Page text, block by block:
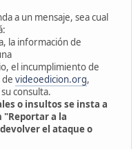
a un mensaje, sea cual
la información de
el incumplimiento de
de videoedicion.org,
consulta.
o insultos se insta a
"Reportar a la
el ataque o